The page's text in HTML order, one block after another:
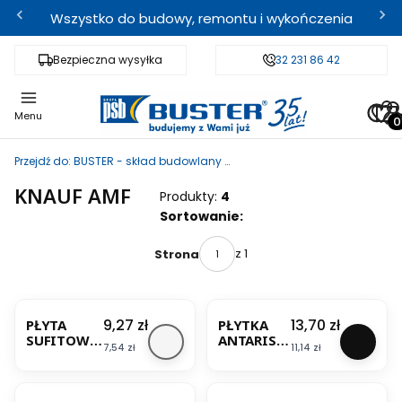
Wszystko do budowy, remontu i wykończenia
Bezpieczna wysyłka Fachowe doradztwo
32 231 86 42
Menu
Przejdź do: BUSTER - skład budowlany i sklep internetowy
KNAUF AMF Produkty: 4
Sortowanie:
Strona z 1
PŁYTA
SUFITOWA
Cena
9,27 zł
Cena
7,54 zł
PŁYTKA
ANTARIS C
Cena
13,70 zł
Cena
11,14 zł